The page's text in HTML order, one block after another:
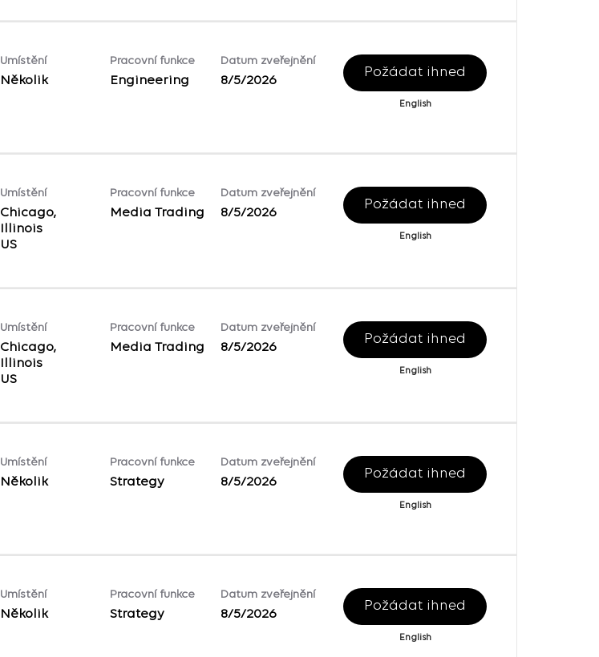
Umístění
Několik
Pracovní funkce
Engineering
Datum zveřejnění
8/5/2026
Požádat ihned
English
Umístění
Chicago,
Illinois
Pracovní funkce
Media Trading
Datum zveřejnění
8/5/2026
Požádat ihned
English
Umístění
Chicago,
Illinois
Pracovní funkce
Media Trading
Datum zveřejnění
8/5/2026
Požádat ihned
English
Umístění
Několik
Pracovní funkce
Strategy
Datum zveřejnění
8/5/2026
Požádat ihned
English
Umístění
Několik
Pracovní funkce
Strategy
Datum zveřejnění
8/5/2026
Požádat ihned
English